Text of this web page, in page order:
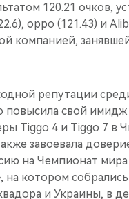
120.21 очков,
oppo (121.43) и
компанией,
репутации
повысила свой
Tiggo 4 и Tiggo 7 в
завоевала
на Чемпионат
на котором
и Украины, в